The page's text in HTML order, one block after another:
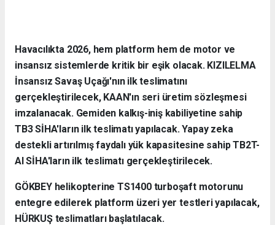
Havacılıkta 2026, hem platform hem de motor ve
insansız sistemlerde kritik bir eşik olacak. KIZILELMA
İnsansız Savaş Uçağı'nın ilk teslimatını
gerçekleştirilecek, KAAN'ın seri üretim sözleşmesi
imzalanacak. Gemiden kalkış-iniş kabiliyetine sahip
TB3 SİHA'ların ilk teslimatı yapılacak. Yapay zeka
destekli artırılmış faydalı yük kapasitesine sahip TB2T-
AI SİHA'ların ilk teslimatı gerçekleştirilecek.
GÖKBEY helikopterine TS1400 turboşaft motorunu
entegre edilerek platform üzeri yer testleri yapılacak,
HÜRKUŞ teslimatları başlatılacak.